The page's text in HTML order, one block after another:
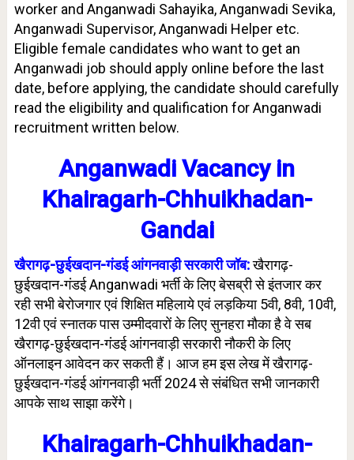
worker and Anganwadi Sahayika, Anganwadi Sevika,
Anganwadi Supervisor, Anganwadi Helper etc.
Eligible female candidates who want to get an
Anganwadi job should apply online before the last
date, before applying, the candidate should carefully
read the eligibility and qualification for Anganwadi
recruitment written below.
Anganwadi Vacancy in
Khairagarh-Chhuikhadan-
Gandai
खैरागढ़-छुईखदान-गंडई आंगनवाड़ी सरकारी जॉब:खैरागढ़-
छुईखदान-गंडई Anganwadi भर्ती के लिए बेसब्री से इंतजार कर
रही सभी बेरोजगार एवं शिक्षित महिलाये एवं लड़किया 5वी, 8वी, 10वी,
12वी एवं स्नातक पास उम्मीदवारों के लिए सुनहरा मौका है वे सब
खैरागढ़-छुईखदान-गंडई आंगनवाड़ी सरकारी नौकरी के लिए
ऑनलाइन आवेदन कर सकती हैं। आज हम इस लेख में खैरागढ़-
छुईखदान-गंडई आंगनवाड़ी भर्ती 2024 से संबंधित सभी जानकारी
आपके साथ साझा करेंगे।
Khairagarh-Chhuikhadan-